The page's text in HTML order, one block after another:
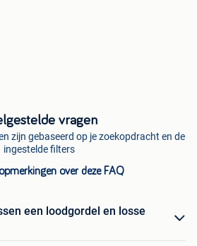
vragen
zijn gebaseerd op je zoekopdracht en de
ingestelde filters
over deze FAQ
een loodgordel en losse